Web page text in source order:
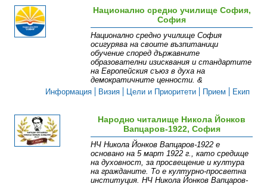
Национално средно училище София,
София
Национално средно училище София
осигурява на своите възпитаници
обучение според държавните
образователни изисквания и стандартите
на Европейския съюз в духа на
демократичните ценности. &
Информация
Визия Цели и Приоритети Прием Екип
Народно читалище Никола Йонков
Вапцаров-1922, София
НЧ Никола Йонков Вапцаров-1922 е
основано на 5 март 1922 г., като средище
на духовност, за просвещение и култура
на гражданите. То е културно-просветна
институция. НЧ Никола Йонков Вапцаров-